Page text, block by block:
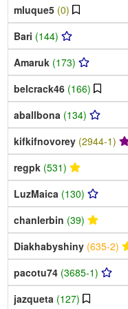
mluque5 (0)
Bari (144)
Amaruk (173)
belcrack46 (166)
aballbona (134)
kifkifnovorey (2944-1)
regpk (531)
LuzMaica (130)
chanlerbin (39)
Diakhabyshiny (635-2)
pacotu74 (3685-1)
jazqueta (127)